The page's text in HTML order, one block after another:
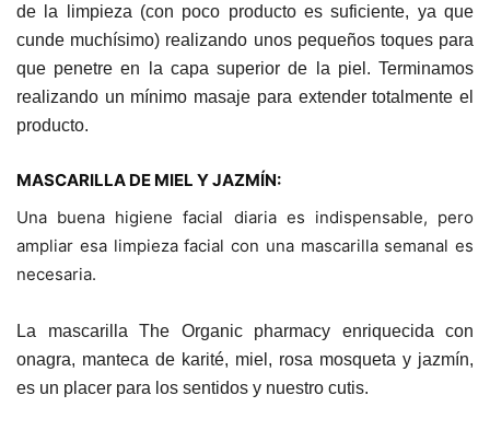
de la limpieza (con poco producto es suficiente, ya que
cunde muchísimo) realizando unos pequeños toques para
que penetre en la capa superior de la piel. Terminamos
realizando un mínimo masaje para extender totalmente el
producto.
MASCARILLA DE MIEL Y JAZMÍN:
Una buena higiene facial diaria es indispensable, pero
ampliar esa limpieza facial con una mascarilla semanal es
necesaria.
La mascarilla The Organic pharmacy enriquecida con
onagra, manteca de karité, miel, rosa mosqueta y jazmín,
es un placer para los sentidos y nuestro cutis.